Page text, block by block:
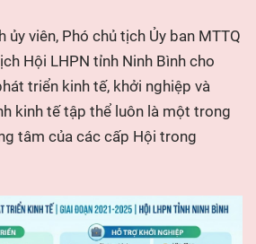
ủy viên, Phó chủ tịch Ủy ban MTTQ
Hội LHPN tỉnh Ninh Bình cho
triển kinh tế, khởi nghiệp và
kinh tế tập thể luôn là một trong
tâm của các cấp Hội trong